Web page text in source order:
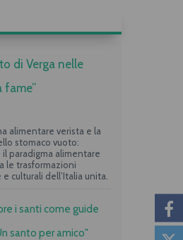
di Verga nelle
fame”
alimentare verista e la
stomaco vuoto:
il paradigma alimentare
le trasformazioni
e culturali dell’Italia unita.
i santi come guide
santo per amico"